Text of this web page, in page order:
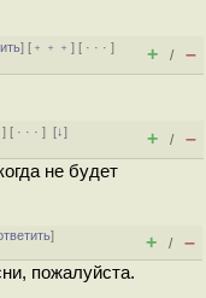
] [ ﹢﹢﹢] [ · · ·]
+ / –
] [ · · ·][↓]
+ / –
не будет
]
+ / –
пожалуйста.